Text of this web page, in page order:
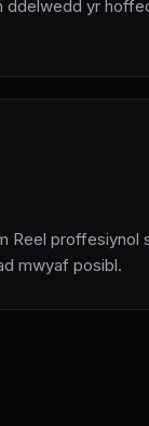
ddelwedd yr
Reel proffesiynol
mwyaf posibl.